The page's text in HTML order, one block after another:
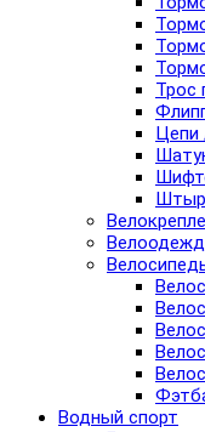
Трос
Цепи
Водный спорт